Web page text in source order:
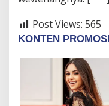
Post Views: 565